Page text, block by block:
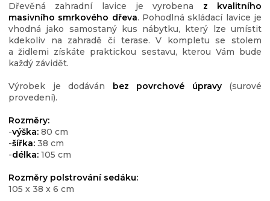
Dřevěná zahradní lavice je vyrobena z kvalitního
masivního smrkového dřeva. Pohodlná skládací lavice je
vhodná jako samostaný kus nábytku, který lze umístit
kdekoliv na zahradě či terase. V kompletu se stolem
a židlemi získáte praktickou sestavu, kterou Vám bude
každý závidět.
Výrobek je dodáván bez povrchové úpravy (surové
provedení).
Rozměry:
-výška: 80 cm
-šířka: 38 cm
-délka: 105 cm
Rozměry polstrování sedáku:
105 x 38 x 6 cm